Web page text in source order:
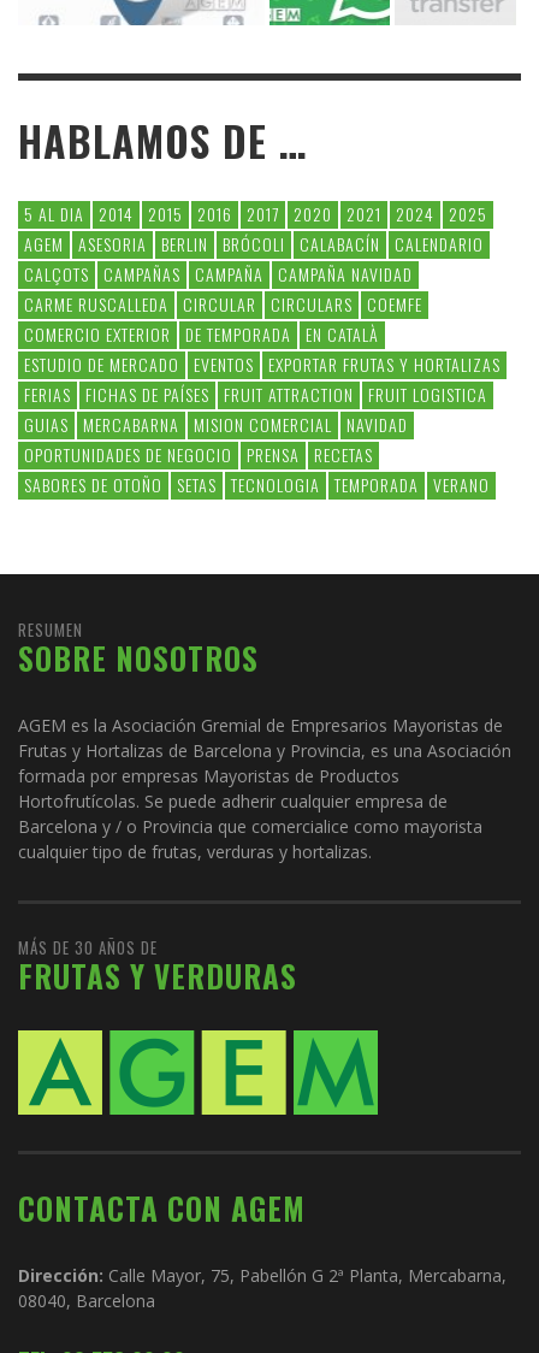
HABLAMOS DE …
5 AL DIA 2014 2015 2016 2017 2020 2021 2024
2025
AGEM
ASESORIA BERLIN BRÓCOLI CALABACÍN
CALENDARIO
CALÇOTS
CAMPAÑAS CAMPAÑA
CAMPAÑA NAVIDAD
CARME RUSCALLEDA
CIRCULAR CIRCULARS
COEMFE
COMERCIO EXTERIOR
DE TEMPORADA
EN CATALÀ
ESTUDIO DE MERCADO
EVENTOS
EXPORTAR FRUTAS Y HORTALIZAS
FERIAS
FICHAS DE PAÍSES FRUIT ATTRACTION
FRUIT LOGISTICA
GUIAS
MERCABARNA MISION COMERCIAL
NAVIDAD
OPORTUNIDADES DE NEGOCIO
PRENSA
RECETAS
SABORES DE OTOÑO
SETAS TECNOLOGIA TEMPORADA VERANO
RESUMEN
SOBRE NOSOTROS
AGEM es la Asociación Gremial de Empresarios Mayoristas de
Frutas y Hortalizas de Barcelona y Provincia, es una Asociación
formada por empresas Mayoristas de Productos
Hortofrutícolas. Se puede adherir cualquier empresa de
Barcelona y / o Provincia que comercialice como mayorista
cualquier tipo de frutas, verduras y hortalizas.
MÁS DE 30 AÑOS DE
FRUTAS Y VERDURAS
CONTACTA CON AGEM
Dirección: Calle Mayor, 75, Pabellón G 2ª Planta, Mercabarna,
08040, Barcelona